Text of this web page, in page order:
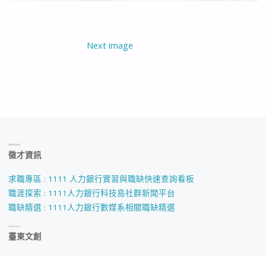
Next image
徵才資訊
求職專區 : 1111 人力銀行實習與職缺快速查詢看板
職涯探索 : 1111人力銀行科技島社群新聞平台
職缺精選 : 1111人力銀行數媒系相關職缺精選
臺東文創